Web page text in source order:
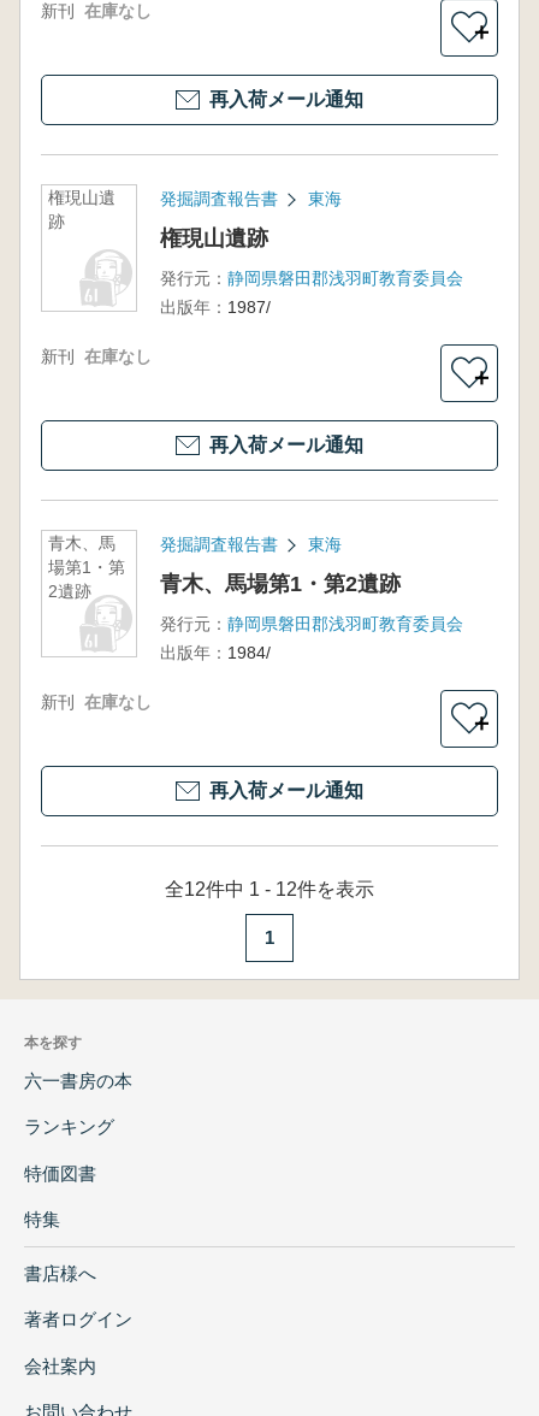
新刊 在庫なし
＋
再入荷メール通知
権現山遺
跡
発掘調査報告書 東海
権現山遺跡
発行元： 静岡県磐田郡浅羽町教育委員会
出版年： 1987/
新刊 在庫なし
＋
再入荷メール通知
青木、馬
場第1・第
2遺跡
発掘調査報告書 東海
青木、馬場第1・第2遺跡
発行元： 静岡県磐田郡浅羽町教育委員会
出版年： 1984/
新刊 在庫なし
＋
再入荷メール通知
全12件中 1 - 12件を表示
1
本を探す
六一書房の本
ランキング
特価図書
特集
書店様へ
著者ログイン
会社案内